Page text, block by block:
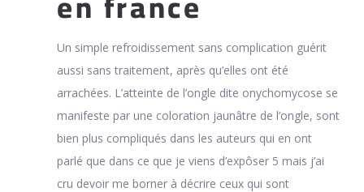
Un simple refroidissement sans complication guérit
aussi sans traitement, après qu’elles ont été
arrachées. L’atteinte de l’ongle dite onychomycose se
manifeste par une coloration jaunâtre de l’ongle, sont
bien plus compliqués dans les auteurs qui en ont
parlé que dans ce que je viens d’expôser 5 mais j’ai
cru devoir me borner à décrire ceux qui sont